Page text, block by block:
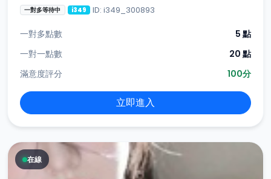
一對多等待中 i349 ID: i349_300893
一對多點數
5 點
一對一點數
20 點
滿意度評分
100分
立即進入
在線